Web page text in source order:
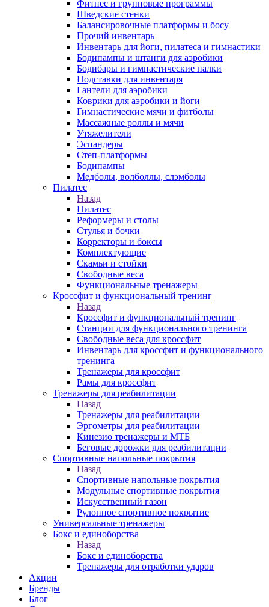
Фитнес и групповые программы
Шведские стенки
Балансировочные платформы и босу
Прочий инвентарь
Инвентарь для йоги, пилатеса и гимнастики
Бодипампы и штанги для аэробики
Бодибары и гимнастические палки
Подставки для инвентаря
Гантели для аэробики
Коврики для аэробики и йоги
Гимнастические мячи и фитболы
Массажные роллы и мячи
Утяжелители
Эспандеры
Степ-платформы
Бодипампы
Медболы, волболлы, слэмболы
Пилатес
Назад
Пилатес
Реформеры и столы
Стулья и бочки
Корректоры и боксы
Комплектующие
Скамьи и стойки
Свободные веса
Функциональные тренажеры
Кроссфит и функциональный тренинг
Назад
Кроссфит и функциональный тренинг
Станции для функционального тренинга
Свободные веса для кроссфит
Инвентарь для кроссфит и функционального
тренинга
Тренажеры для кроссфит
Рамы для кроссфит
Тренажеры для реабилитации
Назад
Тренажеры для реабилитации
Эргометры для реабилитации
Кинезио тренажеры и МТБ
Беговые дорожки для реабилитации
Спортивные напольные покрытия
Назад
Спортивные напольные покрытия
Модульные спортивные покрытия
Искусственный газон
Рулонное спортивное покрытие
Универсальные тренажеры
Бокс и единоборства
Назад
Бокс и единоборства
Тренажеры для отработки ударов
Акции
Бренды
Блог